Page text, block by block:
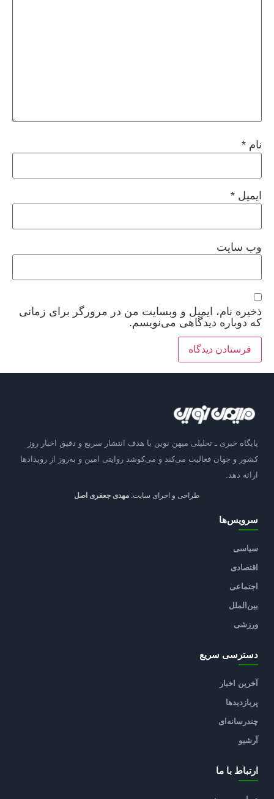
نام *
ایمیل *
وب‌ سایت
ذخیره نام، ایمیل و وبسایت من در مرورگر برای زمانی
که دوباره دیدگاهی می‌نویسم.
پایگاه خبری ـ تحلیلی میهن نوین با هدف انتشار سریع و دقیق اخبار روز
کشور و جهان فعالیت می‌کند و می‌کوشد روایتی امین و به‌روز از رویدادها
ارائه دهد.
طراحی و اجرای سایت: مهدی جعفری اصل
سرویس‌ها
سیاسی
اقتصادی
اجتماعی
بین‌الملل
ورزشی
دسترسی سریع
آخرین اخبار
پربازدیدها
چندرسانه‌ای
آرشیو
ارتباط با ما